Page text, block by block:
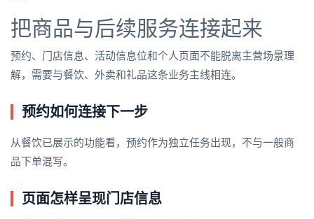
把商品与后续服务连接起来
预约、门店信息、活动信息位和个人页面不能脱离主营场景理
解，需要与餐饮、外卖和礼品这条业务主线相连。
预约如何连接下一步
从餐饮已展示的功能看，预约作为独立任务出现，不与一般商
品下单混写。
页面怎样呈现门店信息